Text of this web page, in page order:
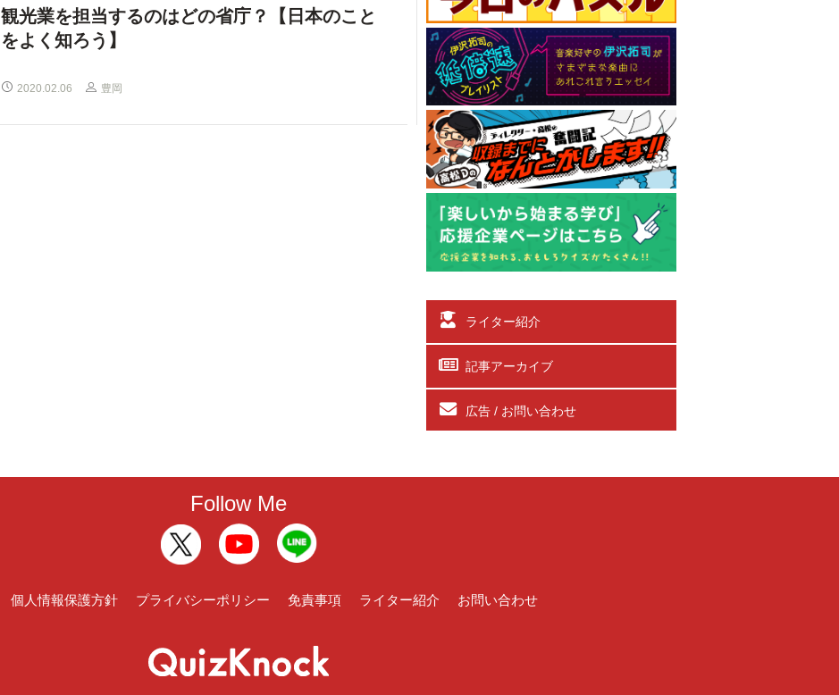
観光業を担当するのはどの省庁？【日本のこと
をよく知ろう】
2020.02.06 豊岡
ライター紹介
記事アーカイブ
広告 / お問い合わせ
Follow Me
個人情報保護方針 プライバシーポリシー 免責事項 ライター紹介 お問い合わせ